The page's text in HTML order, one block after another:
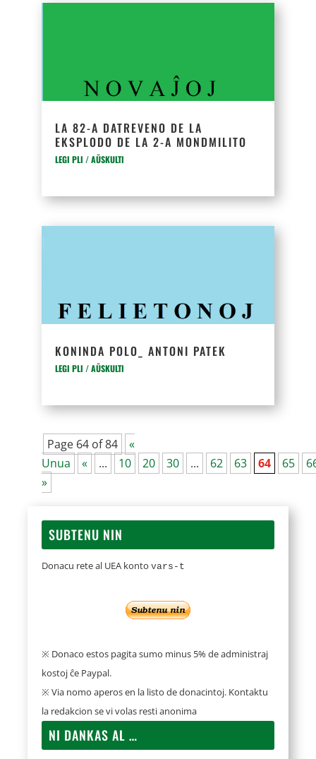
LA 82-A DATREVENO DE LA
EKSPLODO DE LA 2-A MONDMILITO
LEGI PLI / AŬSKULTI
KONINDA POLO_ ANTONI PATEK
LEGI PLI / AŬSKULTI
Page 64 of 84
«
Unua
« ... 10 20 30 ... 62 63 64 65
»
SUBTENU NIN
Donacu rete al UEA kontovars-t
※ Donaco estos pagita sumo minus 5% de administraj
kostoj ĉe Paypal.
※ Via nomo aperos en la listo de donacintoj. Kontaktu
la redakcion se vi volas resti anonima
NI DANKAS AL …